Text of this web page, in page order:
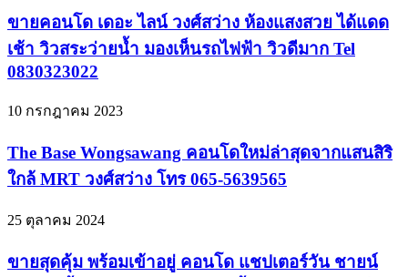
ขายคอนโด เดอะ ไลน์ วงศ์สว่าง ห้องแสงสวย ได้แดด
เช้า วิวสระว่ายน้ำ มองเห็นรถไฟฟ้า วิวดีมาก Tel
0830323022
10 กรกฎาคม 2023
The Base Wongsawang คอนโดใหม่ล่าสุดจากแสนสิริ
ใกล้ MRT วงศ์สว่าง โทร 065-5639565
25 ตุลาคม 2024
ขายสุดคุ้ม พร้อมเข้าอยู่ คอนโด แชปเตอร์วัน ชายน์